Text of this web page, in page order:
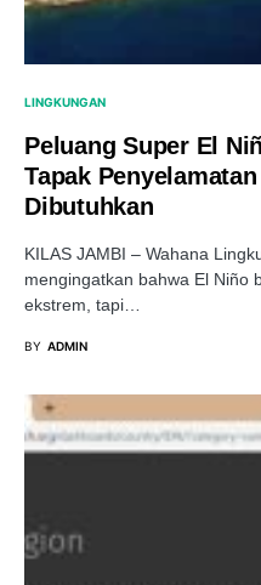
LINGKUNGAN
Peluang Super El
Tapak
Dibutuhkan
KILAS JAMBI – Wahana
mengingatkan bahwa El Niño
ekstrem, tapi…
BY ADMIN